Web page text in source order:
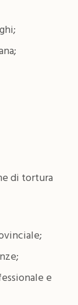
di tortura
e